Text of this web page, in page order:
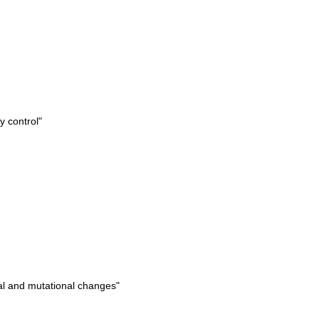
control"
and mutational changes"